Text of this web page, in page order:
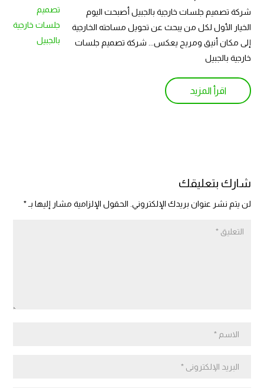
شركة تصميم جلسات خارجية بالجبيل أصبحت اليوم
الخيار الأول لكل من يبحث عن تحويل مساحته الخارجية
إلى مكان أنيق ومريح يعكس... شركة تصميم جلسات
خارجية بالجبيل
اقرأ المزيد
شارك بتعليقك
لن يتم نشر عنوان بريدك الإلكتروني. الحقول الإلزامية مشار إليها بـ *